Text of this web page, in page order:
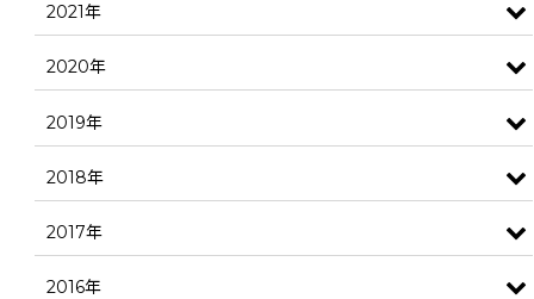
2021年
2020年
2019年
2018年
2017年
2016年